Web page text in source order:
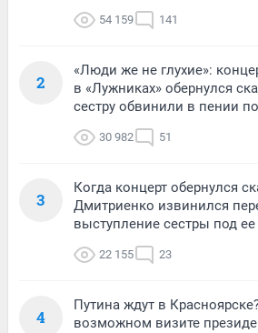
54 159 141
2
«Люди же не глухие»:
в «Лужниках» обернулся
сестру обвинили в пении
30 982 51
3
Когда концерт обернулся
Дмитриенко извинился
выступление сестры под ее
22 155 23
4
Путина ждут в
возможном визите